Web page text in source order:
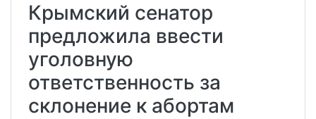
Крымский сенатор
предложила ввести
уголовную
ответственность за
склонение к абортам